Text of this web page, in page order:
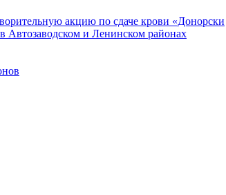
акцию по сдаче крови «Донорски
Автозаводском и Ленинском районах